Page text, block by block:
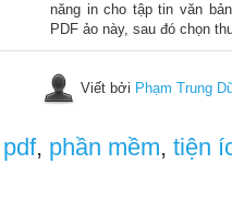
năng in cho tập tin văn
PDF ảo này, sau đó chọn
Viết bởi Phạm Trung
pdf, phần mềm, tiện